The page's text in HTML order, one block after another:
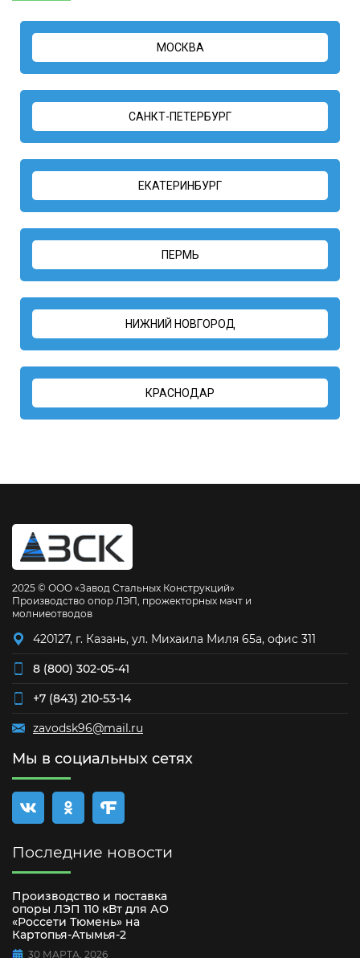
МОСКВА
САНКТ-ПЕТЕРБУРГ
ЕКАТЕРИНБУРГ
ПЕРМЬ
НИЖНИЙ НОВГОРОД
КРАСНОДАР
2025 © ООО «Завод Стальных Конструкций»
Производство опор ЛЭП, прожекторных мачт и
молниеотводов
420127, г. Казань, ул. Михаила Миля 65а, офис 311
8 (800) 302-05-41
+7 (843) 210-53-14
zavodsk96@mail.ru
Мы в социальных сетях
Последние новости
Производство и поставка
опоры ЛЭП 110 кВт для АО
«Россети Тюмень» на
Картопья-Атымья-2
30 МАРТА, 2026